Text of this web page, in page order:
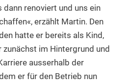
dann renoviert und uns ein
erzählt Martin. Den
hatte er bereits als Kind,
im Hintergrund und
ausserhalb der
er für den Betrieb nun